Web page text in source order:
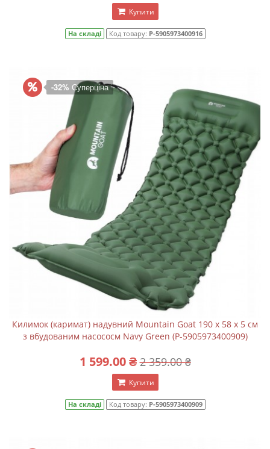
Купити
На складі Код товару: P-5905973400916
-32% Суперціна
Килимок (каримат) надувний Mountain Goat 190 x 58 x 5 см
з вбудованим насососм Navy Green (P-5905973400909)
1 599.00 ₴ 2 359.00 ₴
Купити
На складі Код товару: P-5905973400909